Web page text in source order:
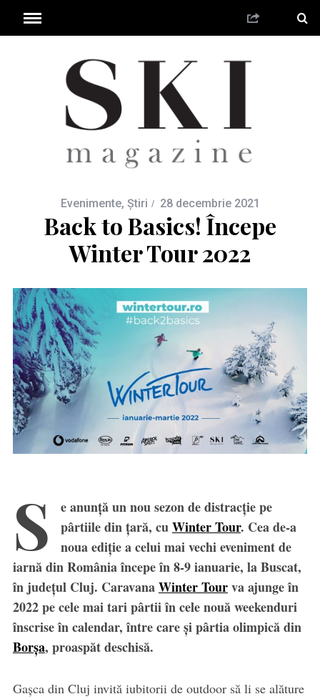
Evenimente, Știri 28 decembrie 2021
Back to Basics! Începe
Winter Tour 2022
S
e anunță un nou sezon de distracție pe
pârtiile din țară, cuWinter Tour. Cea de-a
noua ediție a celui mai vechi eveniment de
iarnă din România începe în 8-9 ianuarie, la Buscat,
în județul Cluj. CaravanaWinter Tourva ajunge în
2022 pe cele mai tari pârtii în cele nouă weekenduri
înscrise în calendar, între care și pârtia olimpică din
Borșa, proaspăt deschisă.
Gașca din Cluj invită iubitorii de outdoor să li se alăture